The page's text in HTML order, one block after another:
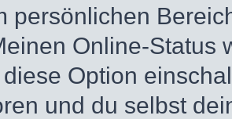
persönlichen
Online-Status
Option
und du selbst